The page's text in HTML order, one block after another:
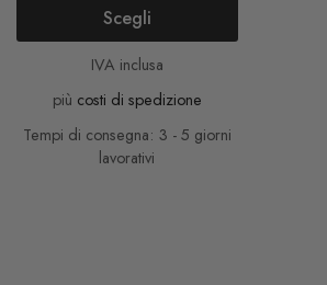
Scegli
IVA inclusa
più costi di spedizione
Tempi di consegna: 3 - 5 giorni
lavorativi